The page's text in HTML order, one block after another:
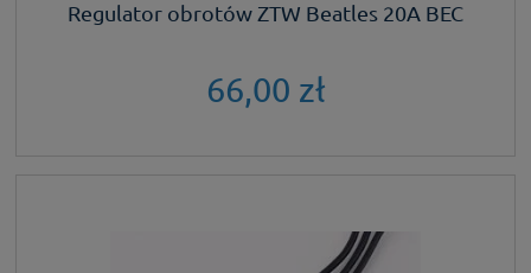
Regulator obrotów ZTW Beatles 20A BEC
66,00 zł